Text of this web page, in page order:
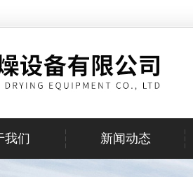
我们 新闻动态